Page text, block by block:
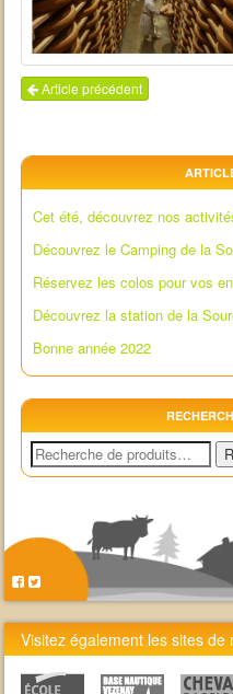
Article précédent
Cet été, découvrez nos
Découvrez le Camping de la
Réservez les colos pour vos
Découvrez la station de la
Bonne année 2022
Recherche
pour :
Visitez également les sites